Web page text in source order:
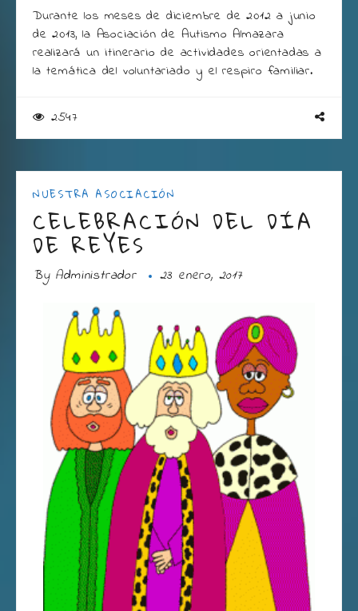
Durante los meses de diciembre de 2012 a junio
de 2013, la Asociación de Autismo Almazara
realizará un itinerario de actividades orientadas a
la temática del voluntariado y el respiro familiar.
2547
NUESTRA ASOCIACIÓN
CELEBRACIÓN DEL DÍA
DE REYES
By Administrador 23 enero, 2017